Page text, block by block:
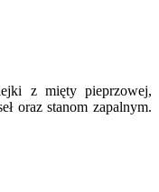
z mięty pieprzowej,
oraz stanom zapalnym.